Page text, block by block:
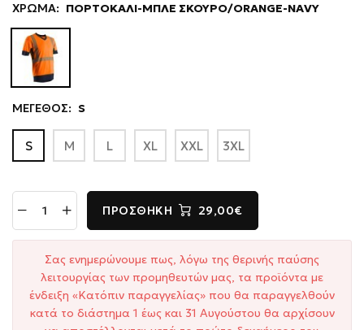
ΧΡΩΜΑ: ΠΟΡΤΟΚΑΛΙ-ΜΠΛΕ ΣΚΟΥΡΟ/ORANGE-NAVY
ΜΕΓΕΘΟΣ: S
S M L XL XXL 3XL
ΠΡΟΣΘΉΚΗ 29,00€
Σας ενημερώνουμε πως, λόγω της θερινής παύσης
λειτουργίας των προμηθευτών μας, τα προϊόντα με
ένδειξη «Κατόπιν παραγγελίας» που θα παραγγελθούν
κατά το διάστημα 1 έως και 31 Αυγούστου θα αρχίσουν